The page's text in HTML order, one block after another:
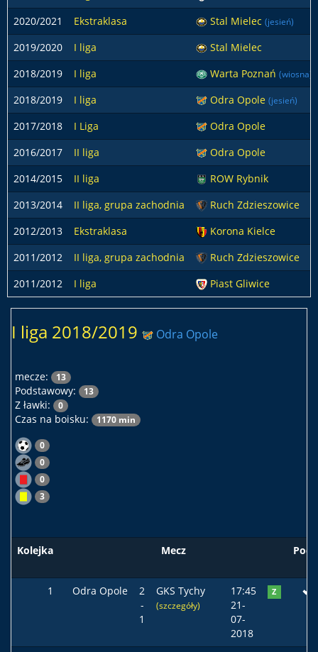
2020/2021
Ekstraklasa Stal Mielec (jesień)
2019/2020 I liga
Stal Mielec
2018/2019
I liga Warta Poznań (wiosna)
2018/2019 I liga Odra Opole (jesień)
2017/2018 I Liga
Odra Opole
2016/2017
II liga
Odra Opole
2014/2015
II liga
ROW Rybnik
2013/2014
II liga, grupa zachodnia
Ruch Zdzieszowice
2012/2013
Ekstraklasa
Korona Kielce
2011/2012
II liga, grupa zachodnia
Ruch Zdzieszowice
2011/2012
I liga Piast Gliwice
I liga 2018/2019 Odra Opole
mecze: 13
Podstawowy: 13
Z ławki: 0
Czas na boisku: 1170 min
0
0
0
3
Kolejka Mecz
1 Odra Opole
2
-
1
GKS Tychy
(szczegóły)
17:45
21-
07-
2018
Z